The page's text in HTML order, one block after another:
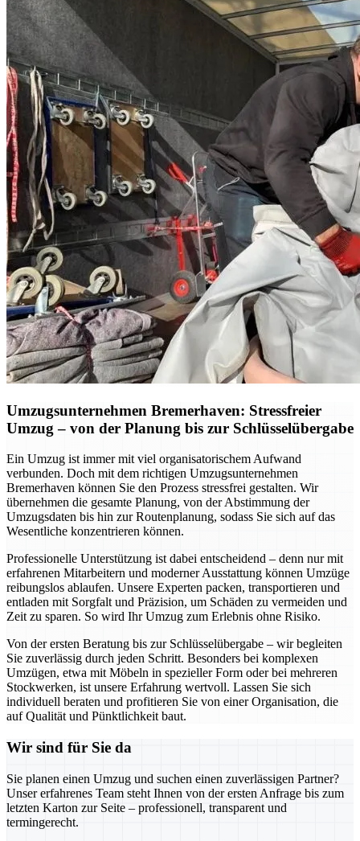
Umzugsunternehmen Bremerhaven: Stressfreier
Umzug – von der Planung bis zur Schlüsselübergabe
Ein Umzug ist immer mit viel organisatorischem Aufwand
verbunden. Doch mit dem richtigen Umzugsunternehmen
Bremerhaven können Sie den Prozess stressfrei gestalten. Wir
übernehmen die gesamte Planung, von der Abstimmung der
Umzugsdaten bis hin zur Routenplanung, sodass Sie sich auf das
Wesentliche konzentrieren können.
Professionelle Unterstützung ist dabei entscheidend – denn nur mit
erfahrenen Mitarbeitern und moderner Ausstattung können Umzüge
reibungslos ablaufen. Unsere Experten packen, transportieren und
entladen mit Sorgfalt und Präzision, um Schäden zu vermeiden und
Zeit zu sparen. So wird Ihr Umzug zum Erlebnis ohne Risiko.
Von der ersten Beratung bis zur Schlüsselübergabe – wir begleiten
Sie zuverlässig durch jeden Schritt. Besonders bei komplexen
Umzügen, etwa mit Möbeln in spezieller Form oder bei mehreren
Stockwerken, ist unsere Erfahrung wertvoll. Lassen Sie sich
individuell beraten und profitieren Sie von einer Organisation, die
auf Qualität und Pünktlichkeit baut.
Wir sind für Sie da
Sie planen einen Umzug und suchen einen zuverlässigen Partner?
Unser erfahrenes Team steht Ihnen von der ersten Anfrage bis zum
letzten Karton zur Seite – professionell, transparent und
termingerecht.